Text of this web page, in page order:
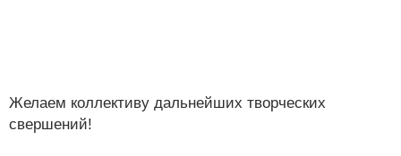
Желаем коллективу дальнейших творческих
свершений!